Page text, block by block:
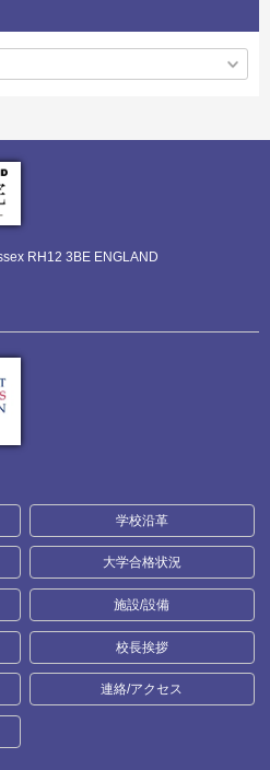
RH12 3BE ENGLAND
学校沿革
大学合格状況
施設/設備
校長挨拶
連絡/アクセス